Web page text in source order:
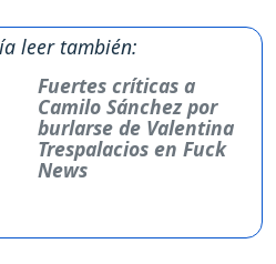
leer también:
Fuertes críticas a
Camilo Sánchez por
burlarse de Valentina
Trespalacios en Fuck
News